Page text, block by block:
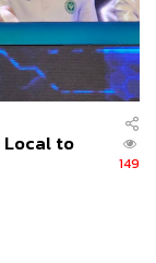
Local to
149